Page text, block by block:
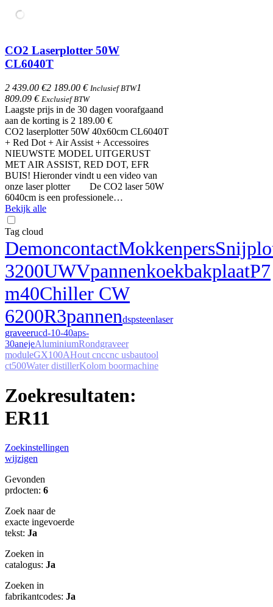
CO2 Laserplotter 50W
CL6040T
2 439.00 €2 189.00 € Inclusief BTW1
809.09 € Exclusief BTW
Laagste prijs in de 30 dagen voorafgaand
aan de korting is 2 189.00 €
CO2 laserplotter 50W 40x60cm CL6040T
+ Red Dot + Air Assist + Accessoires
NIEUWSTE MODEL UITGERUST
MET AIR ASSIST, RED DOT, EFR
BUIS! Hieronder vindt u een video van
onze laser plotter De CO2 laser 50W
6040cm is een professionele…
Bekijk alle
Tag cloud
DemoncontactMokkenpers
3200UWVpannenkoekbakplaatP7
m40Chiller CW
6200R3pannendspsteenlaser
graveerucd-10-40aps-
30anejeAluminiumRondgraveer
moduleGX100AHout cnccnc usbautool
ct500Water distillerKolom boormachine
Zoekresultaten:
ER11
Zoekinstellingen
wijzigen
Gevonden
prdocten: 6
Zoek naar de
exacte ingevoerde
tekst: Ja
Zoeken in
catalogus: Ja
Zoeken in
fabrikantcodes: Ja